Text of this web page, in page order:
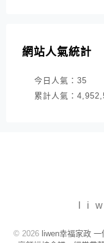
網站人氣統計
今日人氣： 35
累計人氣：
© 2026 liwen幸福家政